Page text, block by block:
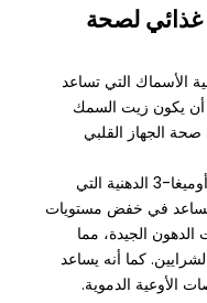
لصحة
الأسماك التي تساعد
يكون زيت السمك
الجهاز القلبي
زيت السمك يعتبر مصدرًا غنيًا بأحماض أوميغا-3 الدهنية التي
يساعد في خفض مستويات
الجيدة، مما
كما أنه يساعد
الأوعية الدموية.